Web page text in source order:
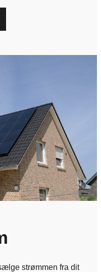
strømmen fra dit